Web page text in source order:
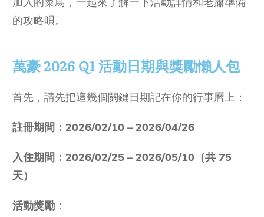
的攻略唄。
萬豪2026 Q1活動日期與獎勵懶人包
首先，請先把這幾個關鍵日期記在你的行事曆上：
註冊期間：2026/02/10 – 2026/04/26
入住期間：2026/02/25 – 2026/05/10（共 75
天）
活動獎勵：